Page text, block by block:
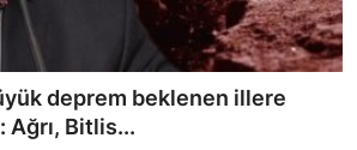
deprem beklenen illere
Bitlis...